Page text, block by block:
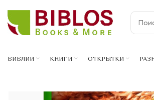
БИБЛИИ КНИГИ ОТКРЫТКИ